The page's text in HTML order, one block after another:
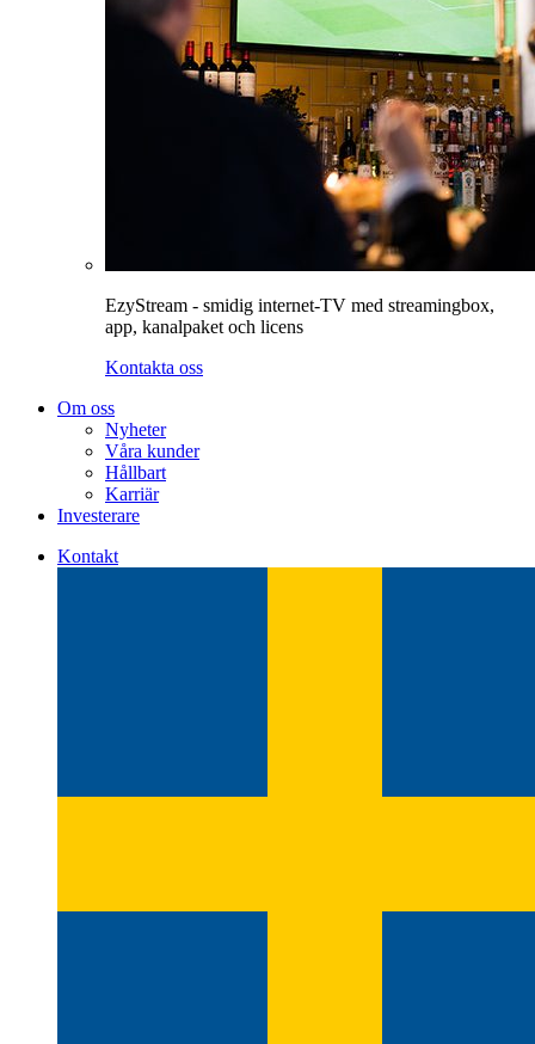
EzyStream - smidig internet-TV med streamingbox,
app, kanalpaket och licens
Kontakta oss
Om oss
Nyheter
Våra kunder
Hållbart
Karriär
Investerare
Kontakt